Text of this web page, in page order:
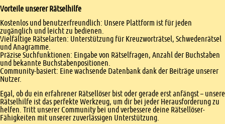
Vorteile unserer Rätselhilfe
Kostenlos und benutzerfreundlich: Unsere Plattform ist für jeden
zugänglich und leicht zu bedienen.
Vielfältige Rätselarten: Unterstützung für Kreuzworträtsel, Schwedenrätsel
und Anagramme.
Präzise Suchfunktionen: Eingabe von Rätselfragen, Anzahl der Buchstaben
und bekannte Buchstabenpositionen.
Community-basiert: Eine wachsende Datenbank dank der Beiträge unserer
Nutzer.
Egal, ob du ein erfahrener Rätsellöser bist oder gerade erst anfängst – unsere
Rätselhilfe ist das perfekte Werkzeug, um dir bei jeder Herausforderung zu
helfen. Tritt unserer Community bei und verbessere deine Rätsellöser-
Fähigkeiten mit unserer zuverlässigen Unterstützung.